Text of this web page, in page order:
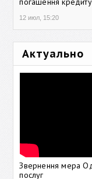
12 июл, 15:20
Актуально
Звернення мера
послуг